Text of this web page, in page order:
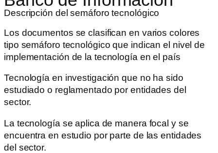
Descripción del semáforo tecnológico
Los documentos se clasifican en varios colores
tipo semáforo tecnológico que indican el nivel de
implementación de la tecnología en el país
Tecnología en investigación que no ha sido
estudiado o reglamentado por entidades del
sector.
La tecnología se aplica de manera focal y se
encuentra en estudio por parte de las entidades
del sector.